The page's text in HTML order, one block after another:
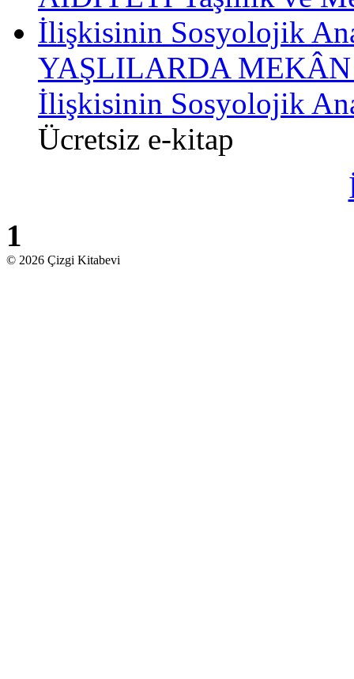
YAŞLILARDA MEKÂN
İlişkisinin Sosyolojik
Ücretsiz e-kitap
1
© 2026 Çizgi Kitabevi